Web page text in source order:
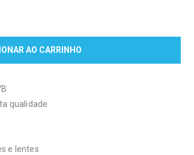
AO CARRINHO
qualidade
e lentes